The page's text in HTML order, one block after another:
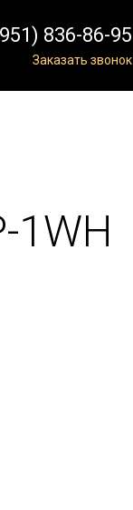
836-86-95
Заказать звонок
1WH